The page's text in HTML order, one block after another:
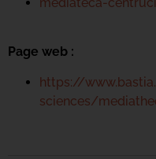
Page web :
https://
sciences/